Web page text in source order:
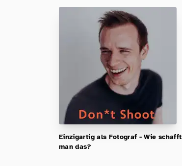
Einzigartig als Fotograf - Wie schafft
man das?